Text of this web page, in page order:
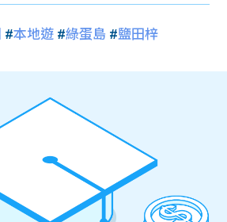
#本地遊 #綠蛋島 #鹽田梓